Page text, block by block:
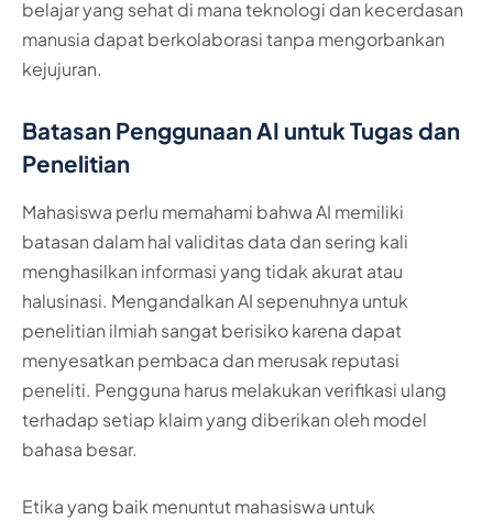
belajar yang sehat di mana teknologi dan kecerdasan
manusia dapat berkolaborasi tanpa mengorbankan
kejujuran.
Batasan Penggunaan AI untuk Tugas dan
Penelitian
Mahasiswa perlu memahami bahwa AI memiliki
batasan dalam hal validitas data dan sering kali
menghasilkan informasi yang tidak akurat atau
halusinasi. Mengandalkan AI sepenuhnya untuk
penelitian ilmiah sangat berisiko karena dapat
menyesatkan pembaca dan merusak reputasi
peneliti. Pengguna harus melakukan verifikasi ulang
terhadap setiap klaim yang diberikan oleh model
bahasa besar.
Etika yang baik menuntut mahasiswa untuk